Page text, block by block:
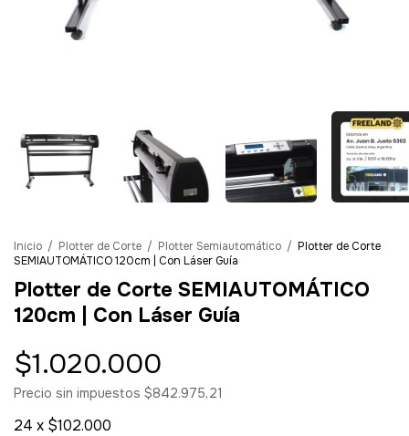
Inicio / Plotter de Corte / Plotter Semiautomático / Plotter de Corte
SEMIAUTOMÁTICO 120cm | Con Láser Guía
Plotter de Corte SEMIAUTOMÁTICO
120cm | Con Láser Guía
$1.020.000
Precio sin impuestos $842.975,21
24 x $102.000